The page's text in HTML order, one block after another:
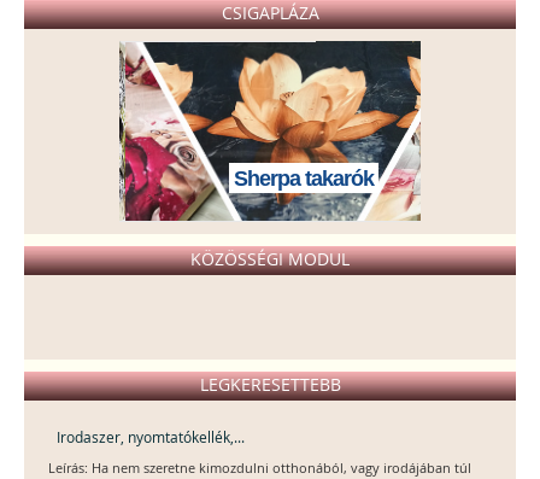
CSIGAPLÁZA
Sherpa takarók
KÖZÖSSÉGI MODUL
LEGKERESETTEBB
Irodaszer, nyomtatókellék,...
Leírás: Ha nem szeretne kimozdulni otthonából, vagy irodájában túl